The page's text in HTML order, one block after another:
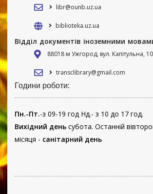
libr@ounb.uz.ua
biblioteka.uz.ua
Відділ документів іноземними
88018 м Ужгород, вул. Капітульна, 10
transclibrary@gmail.com
Години роботи:
Пн.-Пт.-з 09-19 год Нд.- з 10 до 17 год.
Вихідний день субота. Останній
місяця - санітарний день